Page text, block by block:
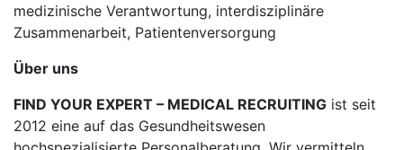
medizinische Verantwortung, interdisziplinäre
Zusammenarbeit, Patientenversorgung
Über uns
FIND YOUR EXPERT – MEDICAL RECRUITING ist seit
2012 eine auf das Gesundheitswesen